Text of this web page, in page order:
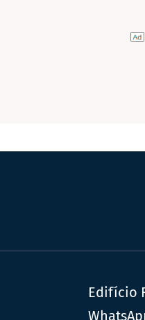
Edifício